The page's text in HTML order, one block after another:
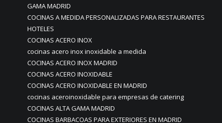
GAMA MADRID
COCINAS A MEDIDA PERSONALIZADAS PARA RESTAURANTES
HOTELES
COCINAS ACERO INOX
cocinas acero inox inoxidable a medida
COCINAS ACERO INOX MADRID
COCINAS ACERO INOXIDABLE
COCINAS ACERO INOXIDABLE EN MADRID
cocinas aceroinoxidable para empresas de catering
COCINAS ALTA GAMA MADRID
COCINAS BARBACOAS PARA EXTERIORES EN MADRID